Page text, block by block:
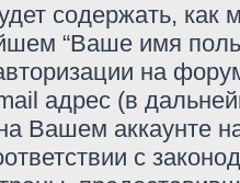
содержать,
“Ваше имя
на
адрес (в
Вашем аккаунте на
с